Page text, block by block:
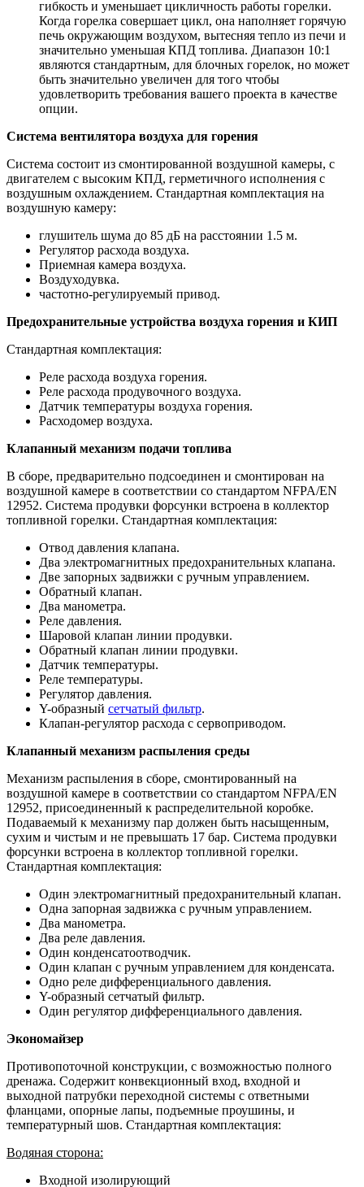
гибкость и уменьшает цикличность работы горелки.
Когда горелка совершает цикл, она наполняет горячую
печь окружающим воздухом, вытесняя тепло из печи и
значительно уменьшая КПД топлива. Диапазон 10:1
являются стандартным, для блочных горелок, но может
быть значительно увеличен для того чтобы
удовлетворить требования вашего проекта в качестве
опции.
Система вентилятора воздуха для горения
Система состоит из смонтированной воздушной камеры, с
двигателем с высоким КПД, герметичного исполнения с
воздушным охлаждением. Стандартная комплектация на
воздушную камеру:
глушитель шума до 85 дБ на расстоянии 1.5 м.
Регулятор расхода воздуха.
Приемная камера воздуха.
Воздуходувка.
частотно-регулируемый привод.
Предохранительные устройства воздуха горения и КИП
Стандартная комплектация:
Реле расхода воздуха горения.
Реле расхода продувочного воздуха.
Датчик температуры воздуха горения.
Расходомер воздуха.
Клапанный механизм подачи топлива
В сборе, предварительно подсоединен и смонтирован на
воздушной камере в соответствии со стандартом NFPA/EN
12952. Система продувки форсунки встроена в коллектор
топливной горелки. Стандартная комплектация:
Отвод давления клапана.
Два электромагнитных предохранительных клапана.
Две запорных задвижки с ручным управлением.
Обратный клапан.
Два манометра.
Реле давления.
Шаровой клапан линии продувки.
Обратный клапан линии продувки.
Датчик температуры.
Реле температуры.
Регулятор давления.
Y-образный сетчатый фильтр.
Клапан-регулятор расхода с сервоприводом.
Клапанный механизм распыления среды
Механизм распыления в сборе, смонтированный на
воздушной камере в соответствии со стандартом NFPA/EN
12952, присоединенный к распределительной коробке.
Подаваемый к механизму пар должен быть насыщенным,
сухим и чистым и не превышать 17 бар. Система продувки
форсунки встроена в коллектор топливной горелки.
Стандартная комплектация:
Один электромагнитный предохранительный клапан.
Одна запорная задвижка с ручным управлением.
Два манометра.
Два реле давления.
Один конденсатоотводчик.
Один клапан с ручным управлением для конденсата.
Одно реле дифференциального давления.
Y-образный сетчатый фильтр.
Один регулятор дифференциального давления.
Экономайзер
Противопоточной конструкции, с возможностью полного
дренажа. Содержит конвекционный вход, входной и
выходной патрубки переходной системы с ответными
фланцами, опорные лапы, подъемные проушины, и
температурный шов. Стандартная комплектация:
Водяная сторона:
Входной изолирующий